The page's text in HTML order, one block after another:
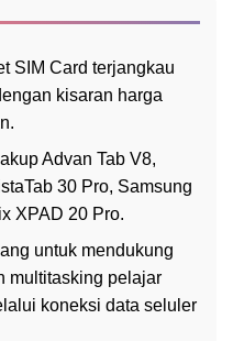
SIM Card terjangkau
kisaran harga
Advan Tab V8,
30 Pro, Samsung
XPAD 20 Pro.
untuk mendukung
multitasking pelajar
koneksi data seluler